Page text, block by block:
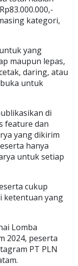
kategori,
yang
maupun lepas,
daring, atau
untuk
di
feature dan
yang dikirim
hanya
untuk setiap
cukup
ketentuan yang
Lomba
2024, peserta
PT PLN